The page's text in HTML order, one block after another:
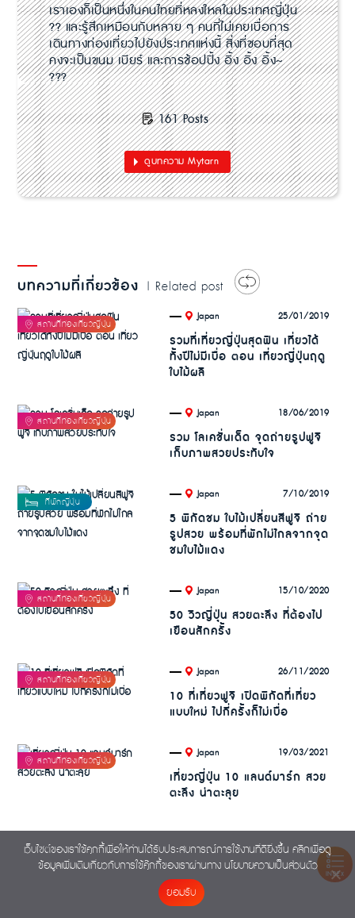
INDEX
เราเองก็เป็นหนึ่งในคนไทยที่หลงใหลในประเทศญี่ปุ่น
?? และรู้สึกเหมือนกับหลาย ๆ คนที่ไม่เคยเบื่อการ
เดินทางท่องเที่ยวไปยังประเทศแห่งนี้ สิ่งที่ชอบที่สุด
คงจะเป็นขนม เบียร์ และการช้อปปิ้ง อิ้ง อิ้ง อิ้ง~
???
161 Posts
ดูบทความ Mytarn
บทความที่เกี่ยวข้อง | Related post
. Japan 25/01/2019
รวมที่เที่ยวญี่ปุ่นสุดฟิน เที่ยวได้
ทั้งปีไม่มีเบื่อ ตอน เที่ยวญี่ปุ่นฤดู
ใบไม้ผลิ
. Japan 18/06/2019
รวม โลเคชั่นเด็ด จุดถ่ายรูปฟูจิ
เก็บภาพสวยประทับใจ
. Japan 7/10/2019
5 พิกัดชม ใบไม้เปลี่ยนสีฟูจิ ถ่าย
รูปสวย พร้อมที่พักไม่ไกลจากจุด
ชมใบไม้แดง
. Japan 15/10/2020
50 วิวญี่ปุ่น สวยตะลึง ที่ต้องไป
เยือนสักครั้ง
. Japan 26/11/2020
10 ที่เที่ยวฟูจิ เปิดพิกัดที่เที่ยว
แบบใหม่ ไปกี่ครั้งก็ไม่เบื่อ
. Japan 19/03/2021
เที่ยวญี่ปุ่น 10 แลนด์มาร์ก สวย
ตะลึง น่าตะลุย
เว็บไซต์ของเราใช้คุกกี้เพื่อให้ท่านได้รับประสบการณ์การใช้งานที่ดียิ่งขึ้น คลิกเพื่อดู
ข้อมูลเพิ่มเติมเกี่ยวกับการใช้คุ๊กกี้ของเราผ่านทาง นโยบายความเป็นส่วนตัว
ยอมรับ